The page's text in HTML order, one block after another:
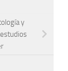
y